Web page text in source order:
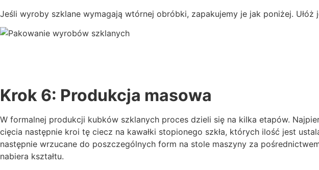
Jeśli wyroby szklane wymagają wtórnej obróbki, zapakujemy je jak poniżej.
Krok 6: Produkcja masowa
W formalnej produkcji kubków szklanych proces dzieli się na kilka etapów.
cięcia następnie kroi tę ciecz na kawałki stopionego szkła, których ilość jest
następnie wrzucane do poszczególnych form na stole maszyny za
nabiera kształtu.